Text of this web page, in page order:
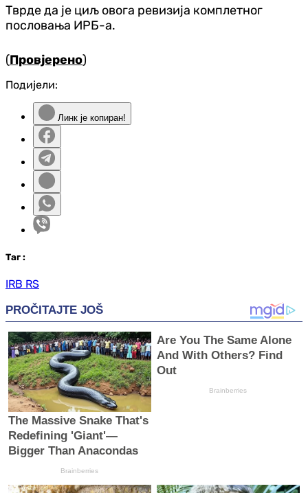
Тврде да је циљ овога ревизија комплетног
пословања ИРБ-а.
(Провјерено)
Подијели:
Линк је копиран!
Таг :
IRB RS